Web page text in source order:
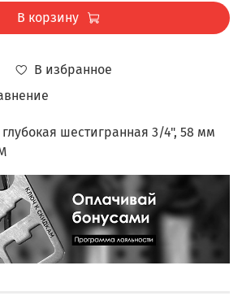
В избранное
В корзину
шестигранная 3/4", 58 мм